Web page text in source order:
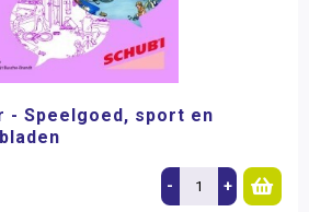
- Speelgoed, sport en
- +